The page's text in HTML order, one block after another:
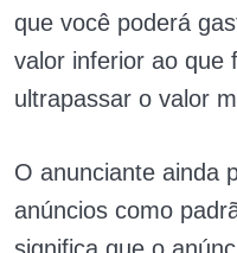
que você poderá
valor inferior ao que
ultrapassar o valor
O anunciante ainda
anúncios como